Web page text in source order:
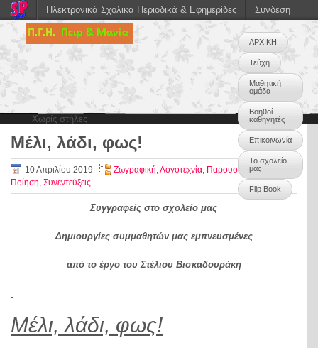
ΑΡΧΙΚΗ
Τεύχη
Μαθητική
ομάδα
Βοηθοί
καθηγητές
Επικοινωνία
Το σχολείο
μας
Flip Book
Χωρίς στήλες
0
Μέλι, λάδι, φως!
10 Απριλίου 2019 Ζωγραφική,Λογοτεχνία, Παρουσίαση βιβλίου
Ποίηση, Συνεντεύξεις
Συγγραφείς στο σχολείο μας
Δημιουργίες συμμαθητών μας εμπνευσμένες
από το έργο του Στέλιου Βισκαδουράκη
Μέλι, λάδι, φως!
Ηλεκτρονικά Σχολικά Περιοδικά & Εφημερίδες Σύνδεση